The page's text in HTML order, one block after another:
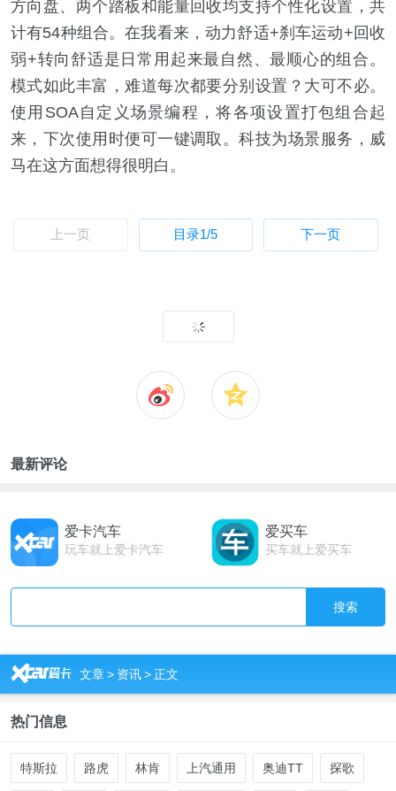
方向盘、两个踏板和能量回收均支持个性化设置，共
计有54种组合。在我看来，动力舒适+刹车运动+回收
弱+转向舒适是日常用起来最自然、最顺心的组合。
模式如此丰富，难道每次都要分别设置？大可不必。
使用SOA自定义场景编程，将各项设置打包组合起
来，下次使用时便可一键调取。科技为场景服务，威
马在这方面想得很明白。
上一页 目录1/5 下一页
最新评论
爱卡汽车
玩车就上爱卡汽车
爱买车
买车就上爱买车
搜索
R 文章> 资讯>正文
热门信息
特斯拉 路虎 林肯 上汽通用 奥迪TT 探歌